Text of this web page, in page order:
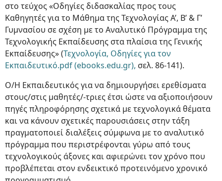
στο τεύχος «Οδηγίες διδασκαλίας προς τους
Καθηγητές για το Μάθημα της Τεχνολογίας Α’, Β’ & Γ’
Γυμνασίου σε σχέση με το Αναλυτικό Πρόγραμμα της
Τεχνολογικής Εκπαίδευσης στα πλαίσια της Γενικής
Εκπαίδευσης» (Τεχνολογία, Οδηγίες για τον
Εκπαιδευτικό.pdf (ebooks.edu.gr), σελ. 86-141).
Ο/Η Εκπαιδευτικός για να δημιουργήσει ερεθίσματα
στους/στις μαθητές/-τριες έτσι ώστε να αξιοποιήσουν
πηγές πληροφόρησης σχετικά με τεχνολογικά θέματα
και να κάνουν σχετικές παρουσιάσεις στην τάξη
πραγματοποιεί διαλέξεις σύμφωνα με το αναλυτικό
πρόγραμμα που περιστρέφονται γύρω από τους
τεχνολογικούς άξονες και αφιερώνει τον χρόνο που
προβλέπεται στον ενδεικτικό προτεινόμενο χρονικό